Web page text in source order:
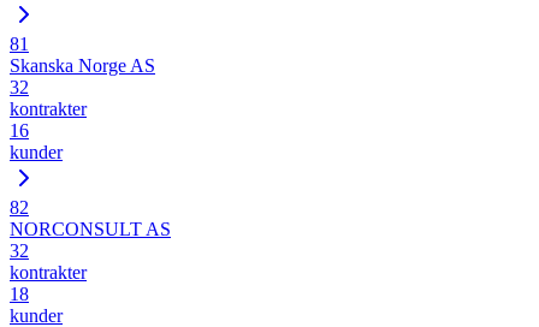
81
Skanska Norge AS
32
kontrakter
16
kunder
82
NORCONSULT AS
32
kontrakter
18
kunder